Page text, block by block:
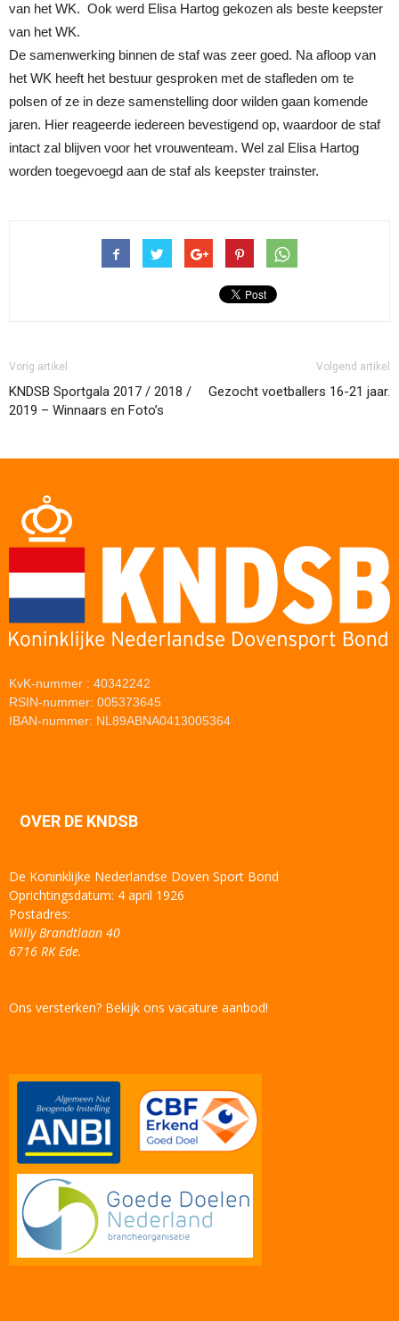
van het WK. Ook werd Elisa Hartog gekozen als beste keepster
van het WK.
De samenwerking binnen de staf was zeer goed. Na afloop van
het WK heeft het bestuur gesproken met de stafleden om te
polsen of ze in deze samenstelling door wilden gaan komende
jaren. Hier reageerde iedereen bevestigend op, waardoor de staf
intact zal blijven voor het vrouwenteam. Wel zal Elisa Hartog
worden toegevoegd aan de staf als keepster trainster.
Vorig artikel
KNDSB Sportgala 2017 / 2018 /
2019 – Winnaars en Foto’s
Volgend artikel
Gezocht voetballers 16-21 jaar.
KvK-nummer : 40342242
RSIN-nummer: 005373645
IBAN-nummer: NL89ABNA0413005364
OVER DE KNDSB
De Koninklijke Nederlandse Doven Sport Bond
Oprichtingsdatum: 4 april 1926
Postadres:
Willy Brandtlaan 40
6716 RK Ede.
Ons versterken? Bekijk ons vacature aanbod!